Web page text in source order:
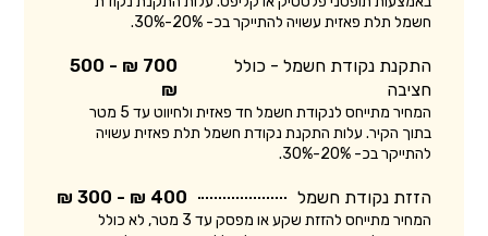
חשמל תלת פאזית עשויה להתייקר בכ- 20%-30%.
התקנת נקודת חשמל - כולל
חציבה
700 ₪ - 500
₪
המחיר מתייחס לנקודת חשמל חד פאזית ולחיווט עד 5 מטר
בתוך הקיר. עלות התקנת נקודת חשמל תלת פאזית עשויה
להתייקר בכ- 20%-30%.
הזזת נקודת חשמל 400 ₪ - 300 ₪
המחיר מתייחס להזזת שקע או מפסק עד 3 מטר, לא כולל